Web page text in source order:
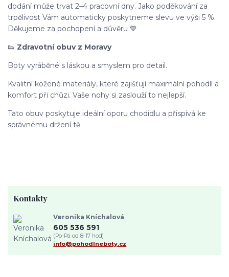
dodání může trvat 2–4 pracovní dny. Jako poděkování za
trpělivost Vám automaticky poskytneme slevu ve výši 5 %.
Děkujeme za pochopení a důvěru 💙
👟 Zdravotní obuv z Moravy
Boty vyráběné s láskou a smyslem pro detail.
Kvalitní kožené materiály, které zajišťují maximální pohodlí a
komfort při chůzi. Vaše nohy si zaslouží to nejlepší.
Tato obuv poskytuje ideální oporu chodidlu a přispívá ke
správnému držení tě
Kontakty
Veronika Kníchalová
605 536 591
(Po-Pá od 8-17 hod)
info@pohodlneboty.cz